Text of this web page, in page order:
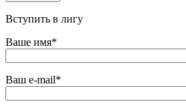
Вступить в лигу
Ваше имя*
Ваш e-mail*